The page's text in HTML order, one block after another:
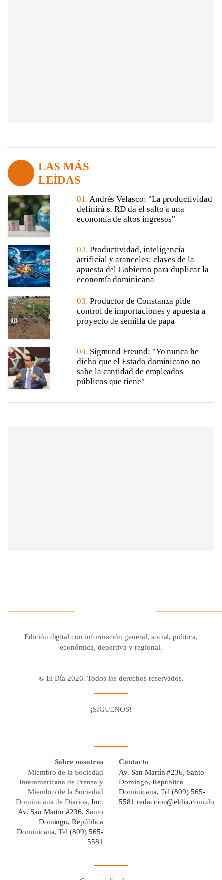
LAS MÁS
LEÍDAS
01. Andrés Velasco: "La productividad
definirá si RD da el salto a una
economía de altos ingresos"
02. Productividad, inteligencia
artificial y aranceles: claves de la
apuesta del Gobierno para duplicar la
economía dominicana
03. Productor de Constanza pide
control de importaciones y apuesta a
proyecto de semilla de papa
04. Sigmund Freund: "Yo nunca he
dicho que el Estado dominicano no
sabe la cantidad de empleados
públicos que tiene"
Edición digital con información general, social, política,
económica, deportiva y regional.
© El Día 2026. Todos los derechos reservados.
¡SÍGUENOS!
Sobre nosotros
Miembro de la Sociedad
Interamericana de Prensa y
Miembro de la Sociedad
Dominicana de Diarios, Inc.
Av. San Martín #236, Santo
Domingo, República
Dominicana, Tel (809) 565-
5581
Contacto
Av. San Martín #236, Santo
Domingo, República
Dominicana, Tel (809) 565-
5581 redaccion@eldia.com.do